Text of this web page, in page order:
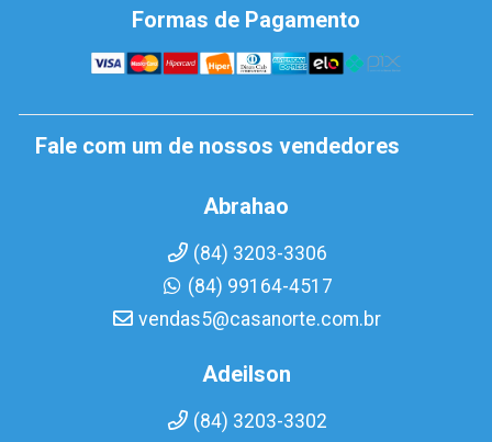
Formas de Pagamento
Fale com um de nossos vendedores
Abrahao
(84) 3203-3306
(84) 99164-4517
vendas5@casanorte.com.br
Adeilson
(84) 3203-3302